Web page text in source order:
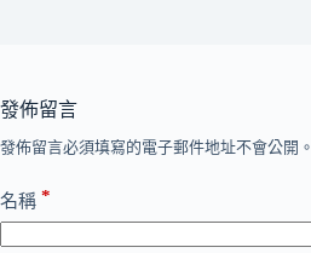
發佈留言
發佈留言必須填寫的電子郵件地址不會公開。
名稱 *